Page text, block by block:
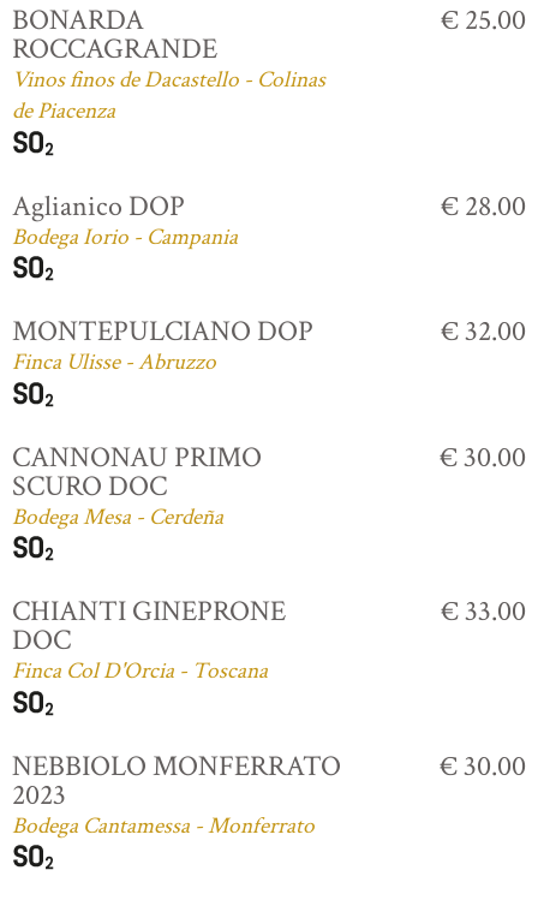
BONARDA
ROCCAGRANDE
Vinos finos de Dacastello - Colinas
de Piacenza
€ 25.00
Aglianico DOP
Bodega Iorio - Campania
€ 28.00
MONTEPULCIANO DOP
Finca Ulisse - Abruzzo
€ 32.00
CANNONAU PRIMO
SCURO DOC
Bodega Mesa - Cerdeña
€ 30.00
CHIANTI GINEPRONE
DOC
Finca Col D'Orcia - Toscana
€ 33.00
NEBBIOLO MONFERRATO
2023
Bodega Cantamessa - Monferrato
€ 30.00